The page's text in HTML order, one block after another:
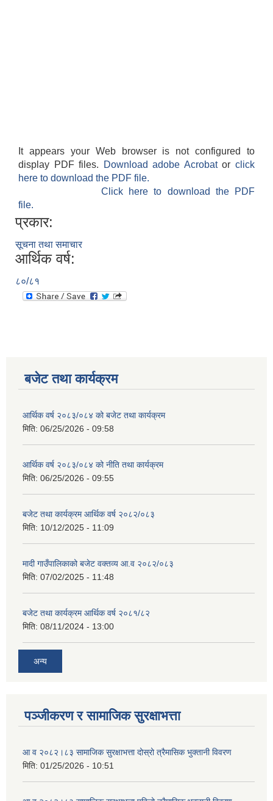
It appears your Web browser is not configured to
display PDF files.
Download adobe Acrobatorclick
here to download the PDF file.
Click here to download the PDF
file.
प्रकार:
सूचना तथा समाचार
आर्थिक वर्ष:
८०/८१
बजेट तथा कार्यक्रम
आर्थिक वर्ष २०८३/०८४ को बजेट तथा कार्यक्रम
मिति: 06/25/2026 - 09:58
आर्थिक वर्ष २०८३/०८४ को नीति तथा कार्यक्रम
मिति: 06/25/2026 - 09:55
बजेट तथा कार्यक्रम आर्थिक वर्ष २०८२/०८३
मिति: 10/12/2025 - 11:09
मादी गाउँपालिकाको बजेट वक्तव्य आ.व २०८२/०८३
मिति: 07/02/2025 - 11:48
बजेट तथा कार्यक्रम आर्थिक वर्ष २०८१/८२
मिति: 08/11/2024 - 13:00
अन्य
पञ्जीकरण र सामाजिक सुरक्षाभत्ता
आ व २०८२।८३ सामाजिक सुरक्षाभत्ता दोस्रो त्रैमासिक भुक्तानी विवरण
मिति: 01/25/2026 - 10:51